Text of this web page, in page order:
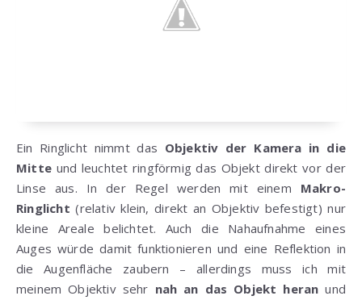
Ein Ringlicht nimmt das Objektiv der Kamera in die
Mitte und leuchtet ringförmig das Objekt direkt vor der
Linse aus. In der Regel werden mit einem Makro-
Ringlicht (relativ klein, direkt an Objektiv befestigt) nur
kleine Areale belichtet. Auch die Nahaufnahme eines
Auges würde damit funktionieren und eine Reflektion in
die Augenfläche zaubern – allerdings muss ich mit
meinem Objektiv sehr nah an das Objekt heran und